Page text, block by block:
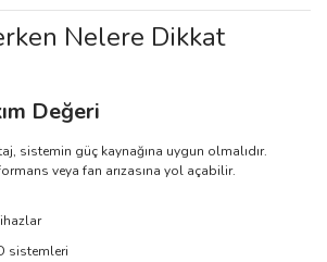
Nelere Dikkat
Değeri
sistemin güç kaynağına uygun olmalıdır.
veya fan arızasına yol açabilir.
sistemleri